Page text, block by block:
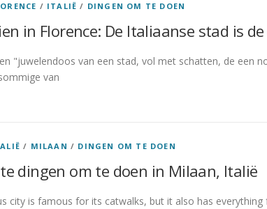
/ ITALIË / DINGEN OM TE DOEN
in Florence: De Italiaanse stad is
"juwelendoos van een stad, vol met schatten, de een
van
/ MILAAN / DINGEN OM TE DOEN
dingen om te doen in Milaan, Italië
city is famous for its catwalks, but it also has